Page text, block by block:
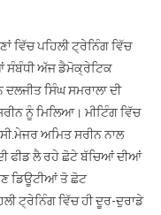
ਮੀਟਿੰਗ
ਵਿੱਚ ਪਹਿਲੀ ਟ੍ਰੇਨਿੰਗ ਵਿੱਚ
ਸੰਬੰਧੀ ਅੱਜ ਡੈਮੋਕ੍ਰੇਟਿਕ
ਸਿੰਘ ਸਮਰਾਲਾ ਦੀ
ਨੂੰ ਮਿਲਿਆ। ਮੀਟਿੰਗ ਵਿੱਚ
ਅਮਿਤ ਸਰੀਨ ਨਾਲ
ਫੀਡ ਲੈ ਰਹੇ ਛੋਟੇ ਬੱਚਿਆਂ ਦੀਆਂ
ਡਿਊਟੀਆਂ ਤੋ ਛੋਟ
ਟ੍ਰੇਨਿੰਗ ਵਿੱਚ ਹੀ ਦੂਰ-ਦੁਰਾਡੇ